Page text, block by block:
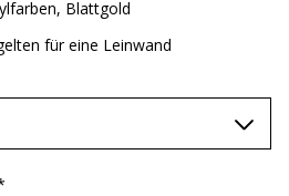
Blattgold
für eine Leinwand